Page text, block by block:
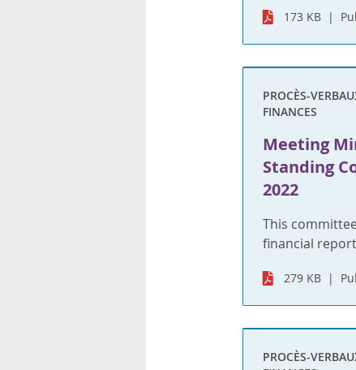
173 KB
PROCÈS-
FINANCES
Meeting
Standing
2022
This
financial
279 KB
PROCÈS-